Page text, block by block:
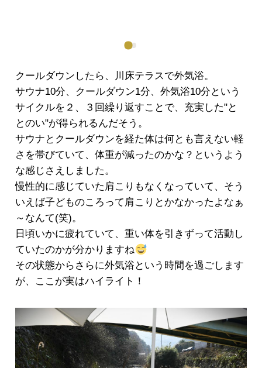
クールダウンしたら、川床テラスで外気浴。
サウナ10分、クールダウン1分、外気浴10分という
サイクルを２、３回繰り返すことで、充実した"と
とのい"が得られるんだそう。
サウナとクールダウンを経た体は何とも言えない軽
さを帯びていて、体重が減ったのかな？というよう
な感じさえしました。
慢性的に感じていた肩こりもなくなっていて、そう
いえば子どものころって肩こりとかなかったよなぁ
～なんて(笑)。
日頃いかに疲れていて、重い体を引きずって活動し
ていたのかが分かりますね
その状態からさらに外気浴という時間を過ごします
が、ここが実はハイライト！